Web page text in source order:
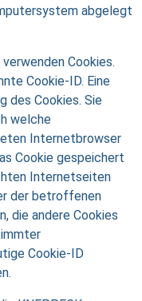
abgelegt
Cookies.
Cookie-ID. Eine
des Cookies. Sie
welche
Internetbrowser
Cookie gespeichert
Internetseiten
der betroffenen
die andere Cookies
Cookie-ID